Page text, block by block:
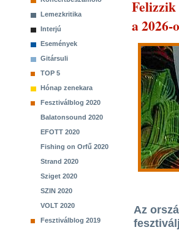
Lemezkritika
Interjú
Események
Gitársuli
TOP 5
Hónap zenekara
Fesztiválblog 2020
Balatonsound 2020
EFOTT 2020
Fishing on Orfű 2020
Strand 2020
Sziget 2020
SZIN 2020
VOLT 2020
Fesztiválblog 2019
a 2026-
Az